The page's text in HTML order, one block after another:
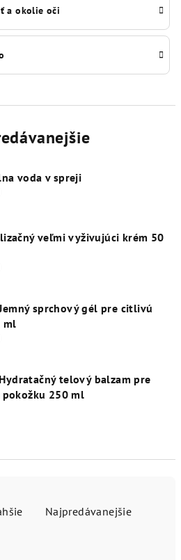
a okolie oči
voda v spreji
veľmi vyživujúci krém 50
sprchový gél pre citlivú
ml
Hydratačný telový balzam pre
250 ml
Najpredávanejšie